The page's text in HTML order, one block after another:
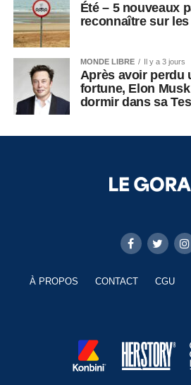
Été – 5 nouveaux
reconnaître sur
MONDE LIBRE Il y a 3 jours
Après avoir perdu
fortune, Elon
dormir dans sa
À PROPOS CONTACT CGU